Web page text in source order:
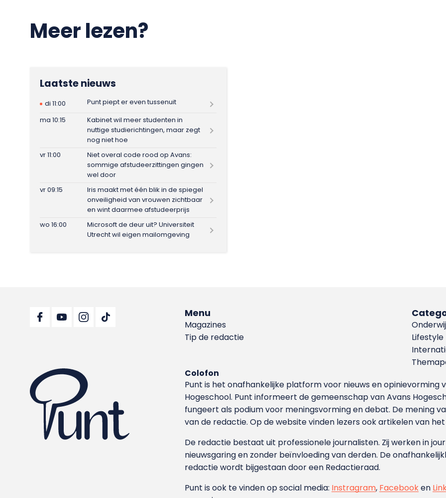
Meer lezen?
Laatste nieuws
di 11:00
Punt piept er even tussenuit
ma 10:15
Kabinet wil meer studenten in
nuttige studierichtingen, maar zegt
nog niet hoe
vr 11:00
Niet overal code rood op Avans:
sommige afstudeerzittingen gingen
wel door
vr 09:15
Iris maakt met één blik in de spiegel
onveiligheid van vrouwen zichtbaar
en wint daarmee afstudeerprijs
wo 16:00
Microsoft de deur uit? Universiteit
Utrecht wil eigen mailomgeving
Menu
Magazines
Tip de redactie
Lifestyle
Colofon
Punt is het onafhankelijke platform voor nieuws en
Hoge­school. Punt informeert de gemeenschap van Avans
fungeert als podium voor meningsvorming en debat. De mening
van de redactie. Op de website vinden lezers ook artikelen van
De redactie bestaat uit professionele journalisten. Zij werken in
nieuwsgaring en zonder beïnvloeding van derden. De
redactie wordt bijgestaan door een Redactieraad.
Punt is ook te vinden op social media: Instragram, Facebooken